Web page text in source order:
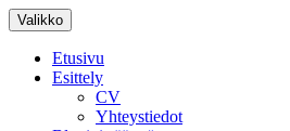
Siirry
sisältöön
Valikko
Etusivu
Esittely
CV
Yhteystiedot